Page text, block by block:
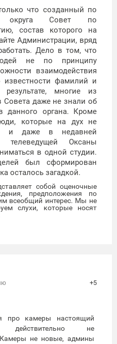
что созданный по
округа Совет по
состав которого на
Администрации, вряд
Дело в том, что
не по принципу
взаимодействия
фамилий и
многие из
Совета даже не знали об
данного органа. Кроме
которые на дух не
и даже в недавней
телеведущей Оксаны
в одной студии.
был сформирован
осталось загадкой.
собой оценочные
предположения по
всеобщий интерес. Мы не
слухи, которые носят
+5
про камеры настоящий
не
Камеры не новые, админы